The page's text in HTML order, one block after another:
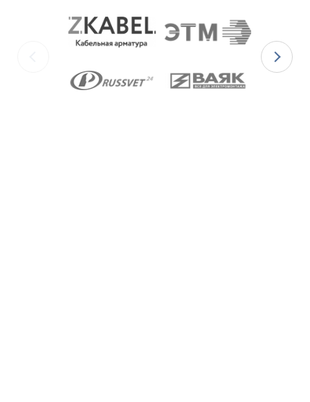
бензостойкой резины МБС;
Ex-вводов типа ВКВ2МР-[Х]С
– из
Ex-вводы типа ВКВ2МРизготавливаются с